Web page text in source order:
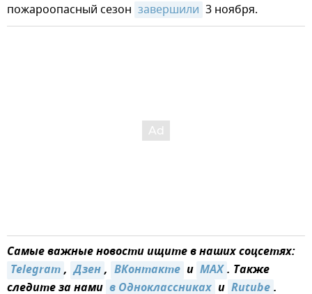
пожароопасный сезон завершили 3 ноября.
Самые важные новости ищите в наших соцсетях:
Telegram, Дзен, ВКонтакте и MAX. Также
следите за нами в Одноклассниках и Rutube.